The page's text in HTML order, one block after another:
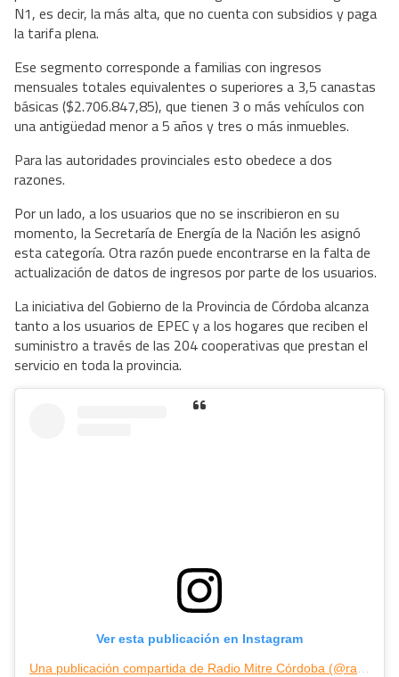
N1, es decir, la más alta, que no cuenta con subsidios y paga
la tarifa plena.
Ese segmento corresponde a familias con ingresos
mensuales totales equivalentes o superiores a 3,5 canastas
básicas ($2.706.847,85), que tienen 3 o más vehículos con
una antigüedad menor a 5 años y tres o más inmuebles.
Para las autoridades provinciales esto obedece a dos
razones.
Por un lado, a los usuarios que no se inscribieron en su
momento, la Secretaría de Energía de la Nación les asignó
esta categoría. Otra razón puede encontrarse en la falta de
actualización de datos de ingresos por parte de los usuarios.
La iniciativa del Gobierno de la Provincia de Córdoba alcanza
tanto a los usuarios de EPEC y a los hogares que reciben el
suministro a través de las 204 cooperativas que prestan el
servicio en toda la provincia.
Ver esta publicación en Instagram
Una publicación compartida de Radio Mitre Córdoba (@radiomitrecba)